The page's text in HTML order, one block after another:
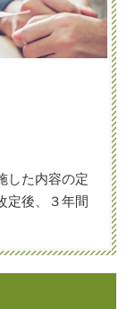
した内容の定
定後、３年間